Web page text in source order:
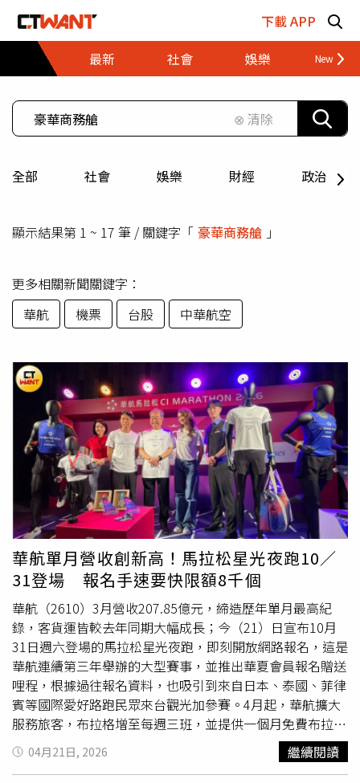
下載 APP
最新
社會 娛樂 財經
⊗ 清除
全部 社會 娛樂 財經 政治
顯示結果第 1 ~ 17 筆 / 關鍵字「 豪華商務艙 」
更多相關新聞關鍵字：
華航
機票 台股 中華航空
華航單月營收創新高！馬拉松星光夜跑10／
31登場 報名手速要快限額8千個
華航（2610）3月營收207.85億元，締造歷年單月最高紀
錄，客貨運皆較去年同期大幅成長；今（21）日宣布10月
31日週六登場的馬拉松星光夜跑，即刻開放網路報名，這是
華航連續第三年舉辦的大型賽事，並推出華夏會員報名贈送
哩程，根據過往報名資料，也吸引到來自日本、泰國、菲律
賓等國際愛好路跑民眾來台觀光加參賽。4月起，華航擴大
服務旅客，布拉格增至每週三班，並提供一個月免費布拉格
機場往返德國德勒斯登中央車站的接駁巴士服務，預估載客
率約九成。根據CTWANT調查，華航馬拉松星光夜跑賽事路
04月21日, 2026 繼續閱讀